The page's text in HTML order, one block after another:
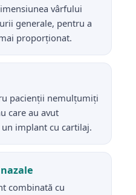
vârfului
generale, pentru a
proporționat.
pacienții nemulțumiți
care au avut
implant cu cartilaj.
combinată cu